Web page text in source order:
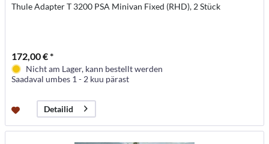
Thule Adapter T 3200 PSA Minivan Fixed (RHD), 2 Stück
172,00 € *
Nicht am Lager, kann bestellt werden
Saadaval umbes 1 - 2 kuu pärast
Detailid